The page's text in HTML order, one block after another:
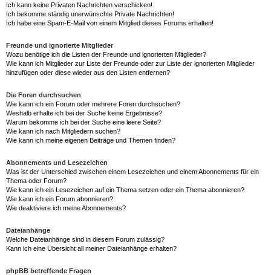
Ich kann keine Privaten Nachrichten verschicken!
Ich bekomme ständig unerwünschte Private Nachrichten!
Ich habe eine Spam-E-Mail von einem Mitglied dieses Forums erhalten!
Freunde und ignorierte Mitglieder
Wozu benötige ich die Listen der Freunde und ignorierten Mitglieder?
Wie kann ich Mitglieder zur Liste der Freunde oder zur Liste der ignorierten Mitglieder
hinzufügen oder diese wieder aus den Listen entfernen?
Die Foren durchsuchen
Wie kann ich ein Forum oder mehrere Foren durchsuchen?
Weshalb erhalte ich bei der Suche keine Ergebnisse?
Warum bekomme ich bei der Suche eine leere Seite?
Wie kann ich nach Mitgliedern suchen?
Wie kann ich meine eigenen Beiträge und Themen finden?
Abonnements und Lesezeichen
Was ist der Unterschied zwischen einem Lesezeichen und einem Abonnements für ein
Thema oder Forum?
Wie kann ich ein Lesezeichen auf ein Thema setzen oder ein Thema abonnieren?
Wie kann ich ein Forum abonnieren?
Wie deaktiviere ich meine Abonnements?
Dateianhänge
Welche Dateianhänge sind in diesem Forum zulässig?
Kann ich eine Übersicht all meiner Dateianhänge erhalten?
phpBB betreffende Fragen